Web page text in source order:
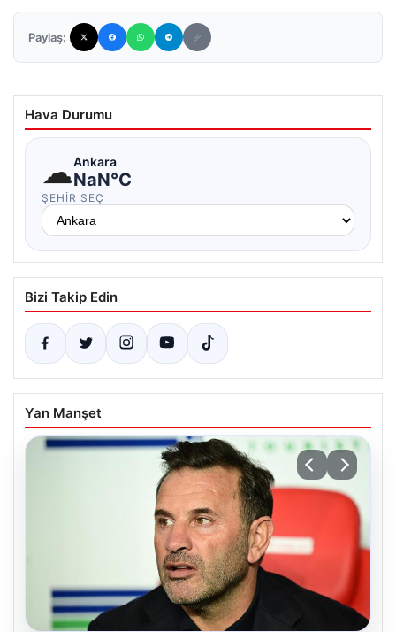
Paylaş:
Hava Durumu
☁Ankara
NaN°C
ŞEHIR SEÇ
Bizi Takip Edin
Yan Manşet